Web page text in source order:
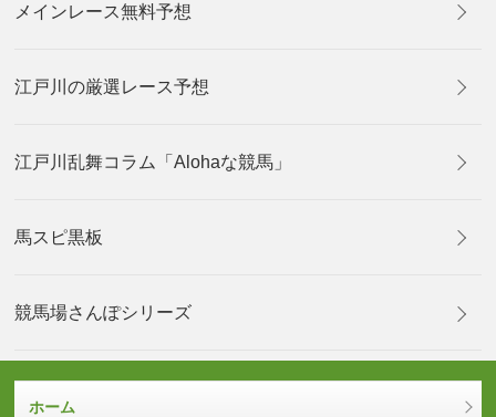
メインレース無料予想
江戸川の厳選レース予想
江戸川乱舞コラム「Alohaな競馬」
馬スピ黒板
競馬場さんぽシリーズ
ホーム